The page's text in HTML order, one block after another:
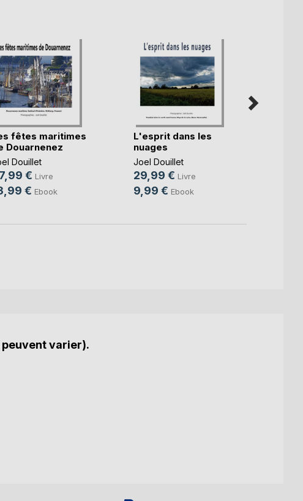
fêtes maritimes
Douarnenez
Douillet
€ Livre
€ Ebook
L'esprit dans les
nuages
Joel Douillet
29,99 € Livre
9,99 € Ebook
varier).